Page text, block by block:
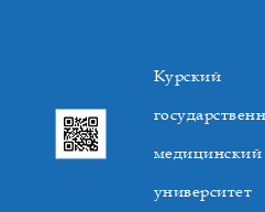
Курский
медицинский
университет